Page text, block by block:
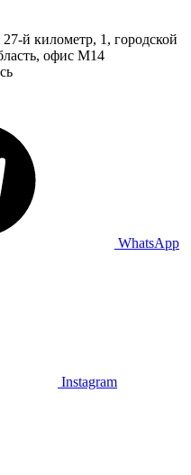
й километр, 1, городской
офис М14
WhatsApp
Instagram